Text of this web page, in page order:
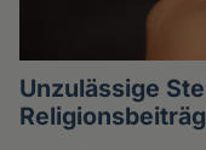
Unzulässige